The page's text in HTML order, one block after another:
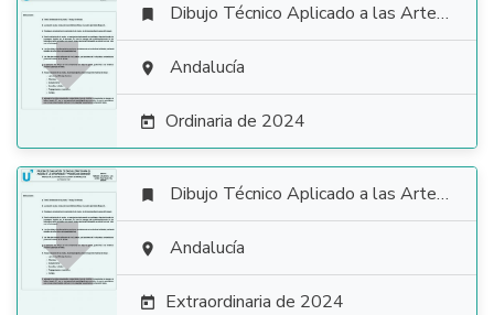

 Dibujo Técnico Aplicado a las Artes Plásticas y al Diseño II
 Andalucía
 Ordinaria de 2024

 Dibujo Técnico Aplicado a las Artes Plásticas y al Diseño II
 Andalucía
 Extraordinaria de 2024